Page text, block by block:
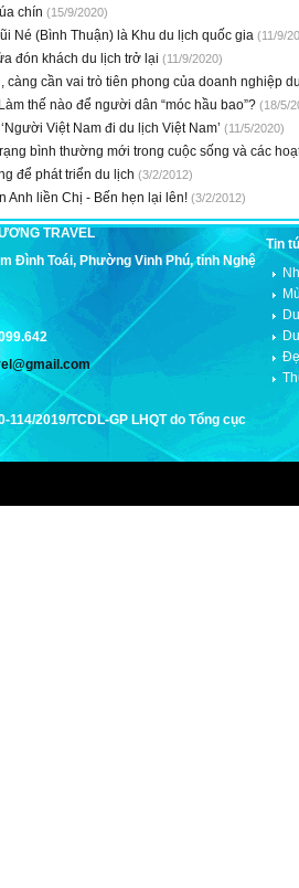
chín (15/9/2020)
Né (Bình Thuận) là Khu du lịch quốc gia (11/9/
đón khách du lịch trở lại (11/9/2020)
càng cần vai trò tiên phong của doanh nghiệp
thế nào để người dân “móc hầu bao”? (18/5/
Việt Nam đi du lịch Việt Nam’ (11/5/2020)
bình thường mới trong cuộc sống và các
để phát triển du lịch (3/2/2012)
Anh liền Chị - Bến hẹn lại lên! (3/2/2012)
TRAVEL
Đình Toái, Phường Vinh Phú, tỉnh Nghệ
114/2019/TCDL-GP LHQT do Tổng cục
Tin